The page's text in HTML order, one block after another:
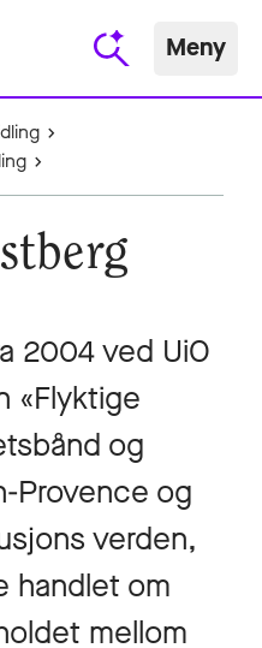
Meny
2004 ved UiO
«Flyktige
og
Provence og
verden,
handlet om
mellom